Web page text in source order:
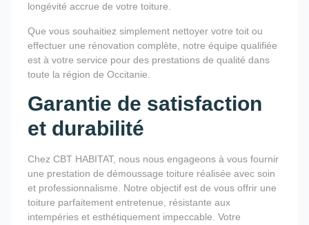
longévité accrue de votre toiture.
Que vous souhaitiez simplement nettoyer votre toit ou
effectuer une rénovation complète, notre équipe qualifiée
est à votre service pour des prestations de qualité dans
toute la région de Occitanie.
Garantie de satisfaction
et durabilité
Chez CBT HABITAT, nous nous engageons à vous fournir
une prestation de démoussage toiture réalisée avec soin
et professionnalisme. Notre objectif est de vous offrir une
toiture parfaitement entretenue, résistante aux
intempéries et esthétiquement impeccable. Votre